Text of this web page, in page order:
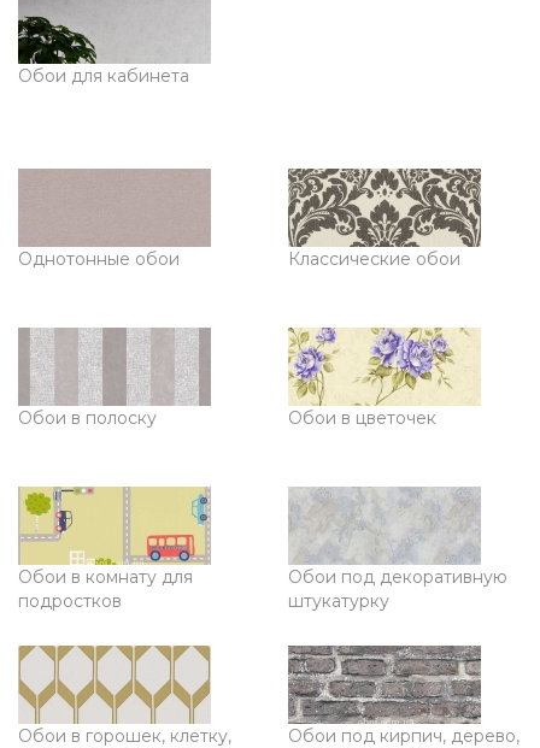
Обои для кабинета
Однотонные обои Классические обои
Обои в полоску Обои в цветочек
Обои в комнату для
подростков
Обои под декоративную
штукатурку
Обои в горошек, клетку,
Обои под кирпич, дерево,